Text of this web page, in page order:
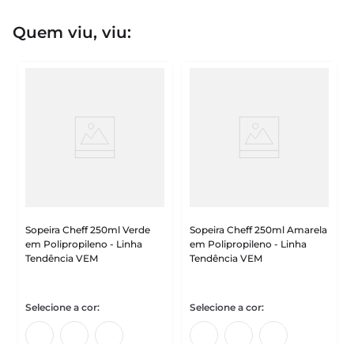
Quem viu, viu:
Sopeira Cheff 250ml Verde
em Polipropileno - Linha
Tendência VEM
Sopeira Cheff 250ml Amarela
em Polipropileno - Linha
Tendência VEM